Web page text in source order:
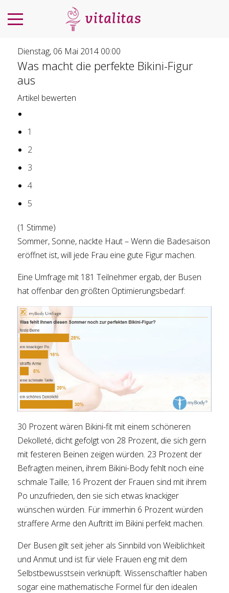
Dienstag, 06 Mai 2014 00:00
Was macht die perfekte Bikini-Figur
aus
Artikel bewerten
1
2
3
4
5
(1 Stimme)
Sommer, Sonne, nackte Haut – Wenn die Badesaison
eröffnet ist, will jede Frau eine gute Figur machen.
Eine Umfrage mit 181 Teilnehmer ergab, der Busen
hat offenbar den größten Optimierungsbedarf:
30 Prozent wären Bikini-fit mit einem schöneren
Dekolleté, dicht gefolgt von 28 Prozent, die sich gern
mit festeren Beinen zeigen würden. 23 Prozent der
Befragten meinen, ihrem Bikini-Body fehlt noch eine
schmale Taille; 16 Prozent der Frauen sind mit ihrem
Po unzufrieden, den sie sich etwas knackiger
wünschen würden. Für immerhin 6 Prozent würden
straffere Arme den Auftritt im Bikini perfekt machen.
Der Busen gilt seit jeher als Sinnbild von Weiblichkeit
und Anmut und ist für viele Frauen eng mit dem
Selbstbewusstsein verknüpft. Wissenschaftler haben
sogar eine mathematische Formel für den idealen